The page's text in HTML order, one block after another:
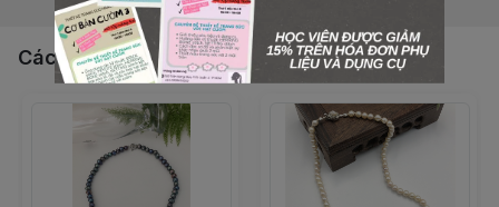
Các sản phẩm, dịch vụ khác